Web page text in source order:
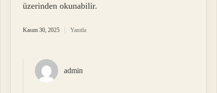
üzerinden okunabilir.
Kasım 30, 2025 Yanıtla
admin